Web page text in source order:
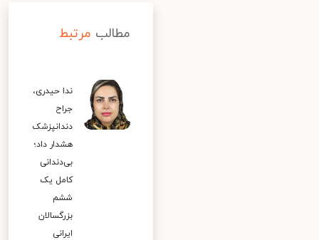
مطالب مرتبط
ندا حیدری،
جراح
دندانپزشک
هشدار داد؛
بی‌دندانی
کامل یک
ششم
بزرگسالان
ایرانی